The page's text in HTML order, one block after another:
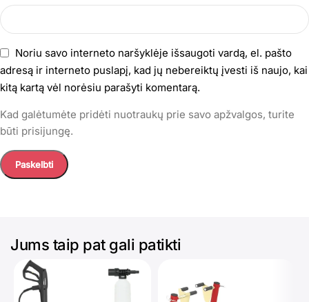
Noriu savo interneto naršyklėje išsaugoti vardą, el. pašto
adresą ir interneto puslapį, kad jų nebereiktų įvesti iš naujo, kai
kitą kartą vėl norėsiu parašyti komentarą.
Kad galėtumėte pridėti nuotraukų prie savo apžvalgos, turite
būti prisijungę.
Jums taip pat gali patikti